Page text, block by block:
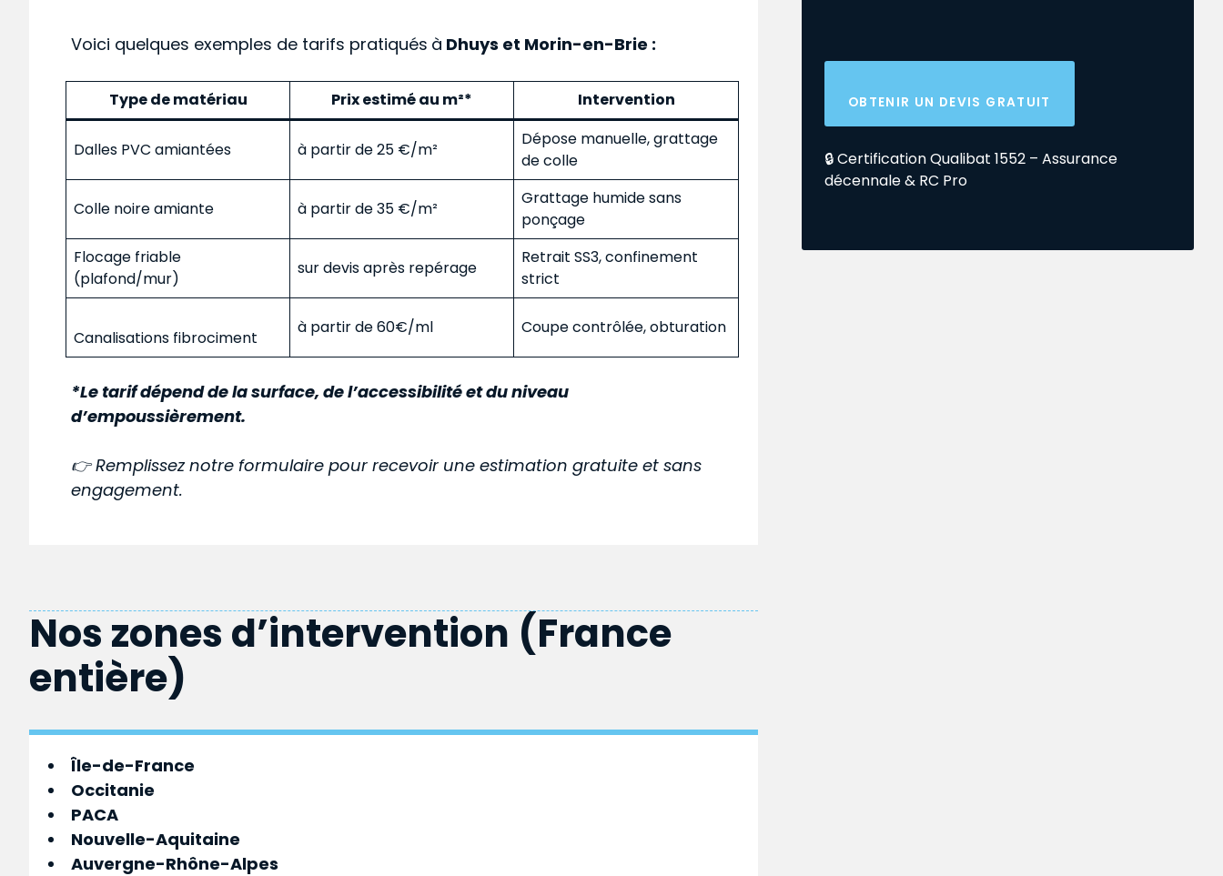
Voici quelques exemples de tarifs pratiqués à Dhuys et Morin-en-Brie :
Type de matériau Prix estimé au m²* Intervention
Dalles PVC amiantées à partir de 25 €/m²
Dépose manuelle, grattage
de colle
Colle noire amiante à partir de 35 €/m²
Grattage humide sans
ponçage
Flocage friable
(plafond/mur)
sur devis après repérage
Retrait SS3, confinement
strict
Canalisations fibrociment
à partir de 60€/ml Coupe contrôlée, obturation
*Le tarif dépend de la surface, de l’accessibilité et du niveau
d’empoussièrement.
👉 Remplissez notre formulaire pour recevoir une estimation gratuite et sans
engagement.
Nos zones d’intervention (France
entière)
Île-de-France
Occitanie
PACA
Nouvelle-Aquitaine
Auvergne-Rhône-Alpes
OBTENIR UN DEVIS GRATUIT
🔒 Certification Qualibat 1552 – Assurance
décennale & RC Pro